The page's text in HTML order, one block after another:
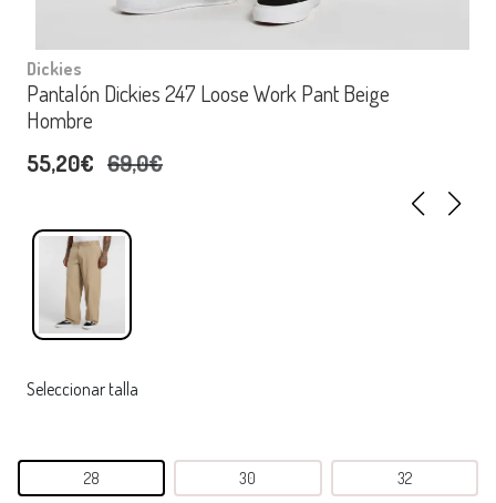
Dickies
Pantalón Dickies 247 Loose Work Pant Beige
Hombre
55,20€ 69,0€
Seleccionar talla
28 30 32